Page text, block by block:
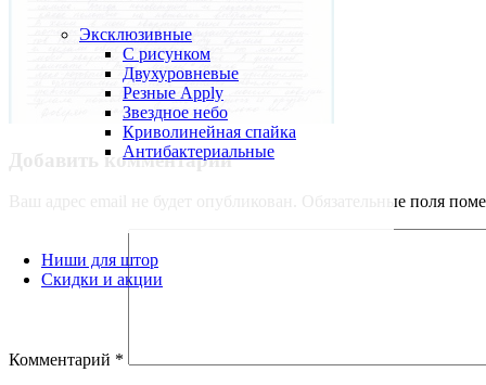
Эксклюзивные
С рисунком
Двухуровневые
Резные Apply
Звездное небо
Криволинейная спайка
Антибактериальные
Ниши для штор
Скидки и акции
Добавить комментарий
Обязательные поля
Комментарий *